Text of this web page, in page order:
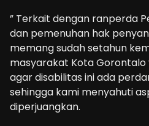
” Terkait dengan ranperda
dan pemenuhan hak
memang sudah setahun
masyarakat Kota
agar disabilitas ini ada
sehingga kami menyahuti
diperjuangkan.